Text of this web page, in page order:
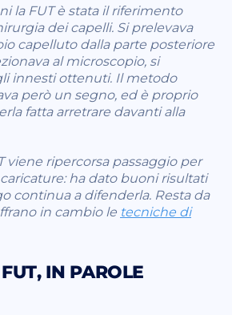
la FUT è stata il riferimento
dei capelli. Si prelevava
capelluto dalla parte posteriore
al microscopio, si
innesti ottenuti. Il metodo
però un segno, ed è proprio
fatta arretrare davanti alla
viene ripercorsa passaggio per
ha dato buoni risultati
continua a difenderla. Resta da
in cambio le tecniche di
IN PAROLE